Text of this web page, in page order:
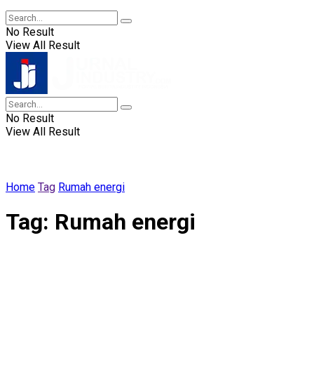
No Result
View All Result
No Result
View All Result
Home Tag Rumah energi
Tag: Rumah energi